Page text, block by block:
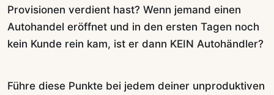
Provisionen verdient hast? Wenn jemand einen
Autohandel eröffnet und in den ersten Tagen noch
kein Kunde rein kam, ist er dann KEIN Autohändler?
Führe diese Punkte bei jedem deiner unproduktiven